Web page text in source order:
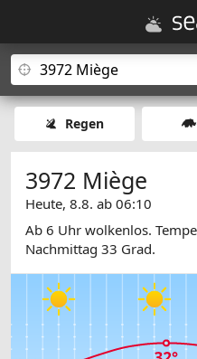
Regen
3972 Miège
Heute, 8.8. ab 06:10
Ab 6 Uhr wolkenlos.
Nachmittag 33 Grad.